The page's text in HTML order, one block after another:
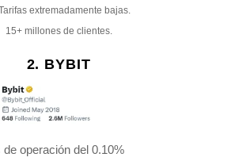
extremadamente bajas.
15+ millones de clientes.
2. BYBIT
de operación del 0.10%